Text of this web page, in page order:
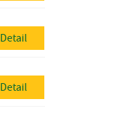
Detail
Detail